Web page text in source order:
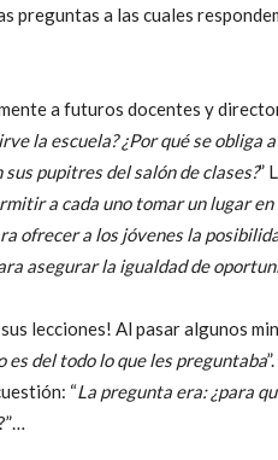
preguntas a las cuales
a futuros docentes y
la escuela? ¿Por qué se obliga
pupitres del salón de clases?”
a cada uno tomar un lugar en
ofrecer a los jóvenes la
asegurar la igualdad de
lecciones! Al pasar algunos
es del todo lo que les preguntaba
“La pregunta era: ¿para